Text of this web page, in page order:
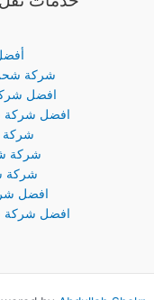
شركة
افضل
افضل شركة
شركة
شركة
شركة
افضل
افضل شركة